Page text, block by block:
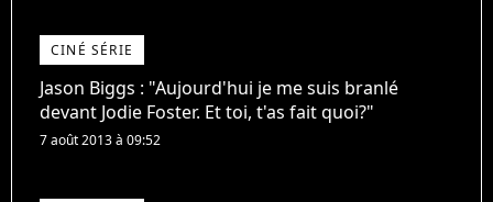
CINÉ SÉRIE
Jason Biggs : "Aujourd'hui je me suis branlé
devant Jodie Foster. Et toi, t'as fait quoi?"
7 août 2013 à 09:52